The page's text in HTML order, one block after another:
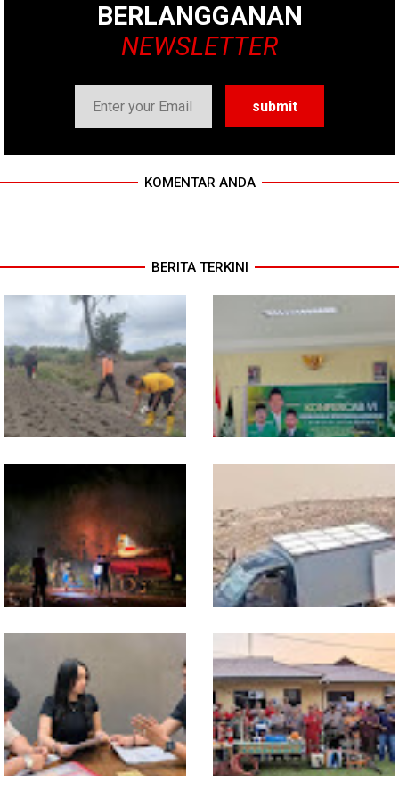
BERLANGGANAN
NEWSLETTER
KOMENTAR ANDA
BERITA TERKINI
Dukung Swasembada
Pangan, Polsek Entikong
Tanam dan Rawat Jagung
Hibrida di Demplot Entikong
Tapang
Sekwil GP Ansor Kalbar
Hadiri Konfercab Sanggau:
Kader Harus Militan dan
Bermanfaat
13 Jam Berjuang, Polsek
Toba dan Warga Berhasil
Jinakkan Karhutla 7 Hektare
di Desa Bagan Asam
Mobil Box Terjun ke Jurang
Depan KC, Diduga Rem
Blong